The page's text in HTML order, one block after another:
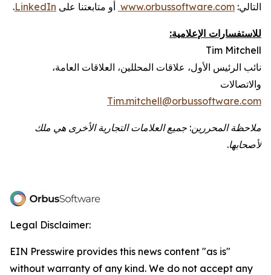
التالي: www.orbussoftware.com أو متابعتنا على LinkedIn
.
للاستفسارات الإعلامية:
Tim Mitchell
نائب الرئيس الأول، علاقات المحللين، العلاقات العامة،
والاتصالات
Tim.mitchell@orbussoftware.com
ملاحظة المحررين: جميع العلامات التجارية الأخرى هي ملك
لأصحابها.
Legal Disclaimer:
EIN Presswire provides this news content "as is"
without warranty of any kind. We do not accept any